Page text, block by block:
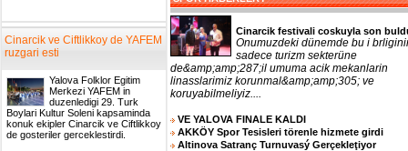
Cinarcik ve Ciftlikkoy de YAFEM
ruzgari esti
Yalova Folklor Egitim
Merkezi YAFEM in
duzenledigi 29. Turk
Boylari Kultur Soleni kapsaminda
konuk ekipler Cinarcik ve Ciftlikkoy
de gosteriler gerceklestirdi.
Cinarcik festivali coskuyla son
Onumuzdeki dünemde bu i
sadece turizm sekterüne
de&amp;amp;287;il umuma acik mekanlarin
linasslarimiz korunmal&amp;amp;305; ve
koruyabilmeliyiz....
VE YALOVA FINALE KALDI
AKKÖY Spor Tesisleri törenle hizmete girdi
Altinova Satranç Turnuvasý Gerçekleţiyor